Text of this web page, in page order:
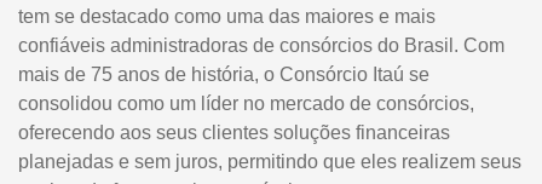
tem se destacado como uma das maiores e mais
confiáveis administradoras de consórcios do Brasil. Com
mais de 75 anos de história, o Consórcio Itaú se
consolidou como um líder no mercado de consórcios,
oferecendo aos seus clientes soluções financeiras
planejadas e sem juros, permitindo que eles realizem seus